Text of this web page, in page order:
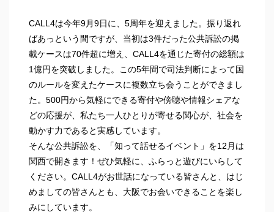
CALL4は今年9月9日に、5周年を迎えました。振り返れ
ばあっという間ですが、当初は3件だった公共訴訟の掲
載ケースは70件超に増え、CALL4を通じた寄付の総額は
1億円を突破しました。この5年間で司法判断によって国
のルールを変えたケースに複数立ち会うことができまし
た。500円から気軽にできる寄付や傍聴や情報シェアな
どの応援が、私たち一人ひとりが寄せる関心が、社会を
動かす力であると実感しています。
そんな公共訴訟を、「知って話せるイベント」を12月は
関西で開きます！ぜひ気軽に、ふらっと遊びにいらして
ください。CALL4がお世話になっている皆さんと、はじ
めましての皆さんとも、大阪でお会いできることを楽し
みにしています。